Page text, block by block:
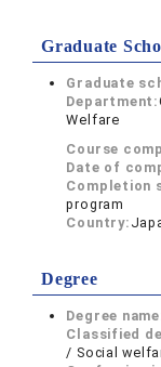
Graduate
Graduate
Department:
Welfare
Course
Date of
Completion
program
Country:
Degree
Degree
Classified
/ Social